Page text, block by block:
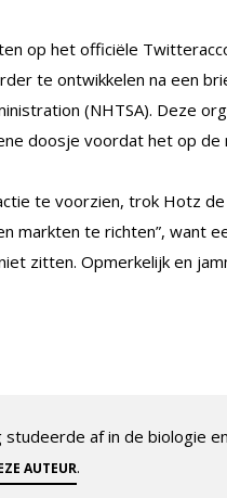
op het officiële
te ontwikkelen na een
(NHTSA). Deze
doosje voordat het op de
te voorzien, trok Hotz
markten te richten”, want
zitten. Opmerkelijk en
studeerde af in de biologie
AUTEUR.